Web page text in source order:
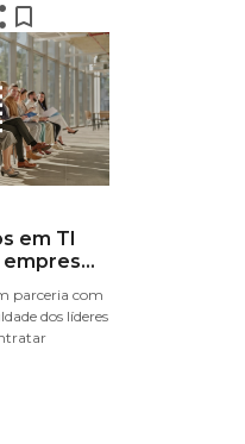
bookmark_border
em TI
parceria com
dos líderes